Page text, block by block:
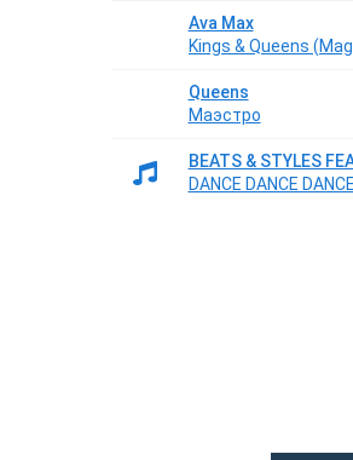
Ava Max
Kings & Queens
Queens
Маэстро
BEATS & STYLES
DANCE DANCE DANCE